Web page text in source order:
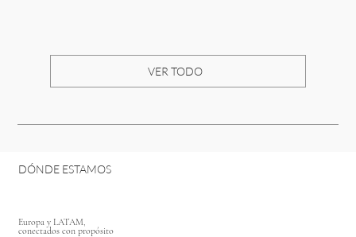
VER TODO
DÓNDE ESTAMOS
Europa y LATAM,
conectados con propósito